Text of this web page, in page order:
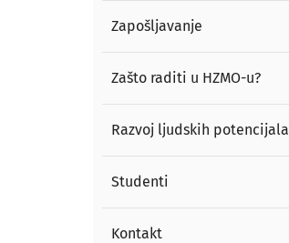
Zapošljavanje
Zašto raditi u HZMO-u?
Razvoj ljudskih potencijala
Studenti
Kontakt